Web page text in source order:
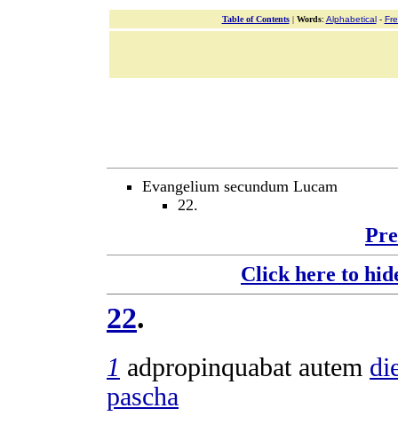
Table of Contents| Words: Alphabetical-
Evangelium secundum Lucam
22.
Click here to
22.
1 adpropinquabatautem
pascha